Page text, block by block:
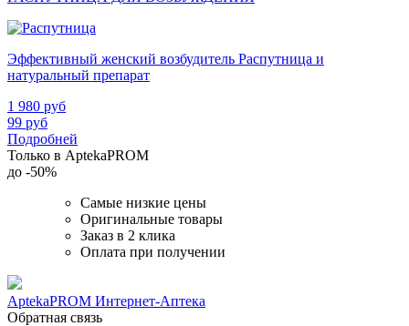
Эффективный женский возбудитель Распутница и
натуральный препарат
1 980 руб
99 руб
Подробней
Только в AptekaPROM
до -50%
Самые низкие цены
Оригинальные товары
Заказ в 2 клика
Оплата при получении
AptekaPROM Интернет-Аптека
Обратная связь